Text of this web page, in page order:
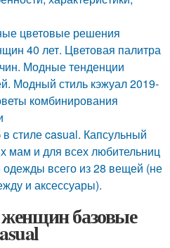
цветовые решения
40 лет. Цветовая палитра
Модные тенденции
Модный стиль кэжуал 2019-
комбинирования
стиле casual. Капсульный
мам и для всех любительниц
одежды всего из 28 вещей (не
и аксессуары).
базовые